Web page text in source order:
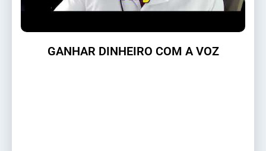
GANHAR DINHEIRO COM A VOZ